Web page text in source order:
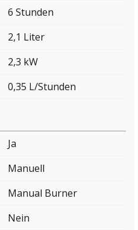
6 Stunden
2,1 Liter
2,3 kW
0,35 L/Stunden
Ja
Manuell
Manual Burner
Nein